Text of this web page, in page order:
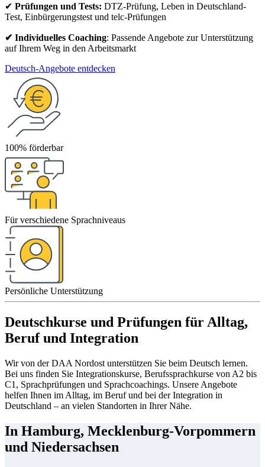
✔ Prüfungen und Tests: DTZ-Prüfung, Leben in Deutschland-
Test, Einbürgerungstest und telc-Prüfungen
✔ Individuelles Coaching: Passende Angebote zur Unterstützung
auf Ihrem Weg in den Arbeitsmarkt
Deutsch-Angebote entdecken
100% förderbar
Für verschiedene Sprachniveaus
Persönliche Unterstützung
Deutschkurse und Prüfungen für Alltag,
Beruf und Integration
Wir von der DAA Nordost unterstützen Sie beim Deutsch lernen.
Bei uns finden Sie Integrationskurse, Berufssprachkurse von A2 bis
C1, Sprachprüfungen und Sprachcoachings. Unsere Angebote
helfen Ihnen im Alltag, im Beruf und bei der Integration in
Deutschland – an vielen Standorten in Ihrer Nähe.
In Hamburg, Mecklenburg-Vorpommern
und Niedersachsen